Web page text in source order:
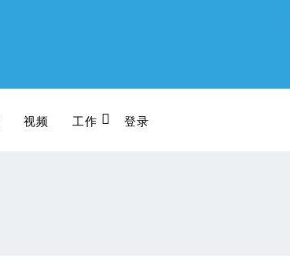
视频 工作 登录